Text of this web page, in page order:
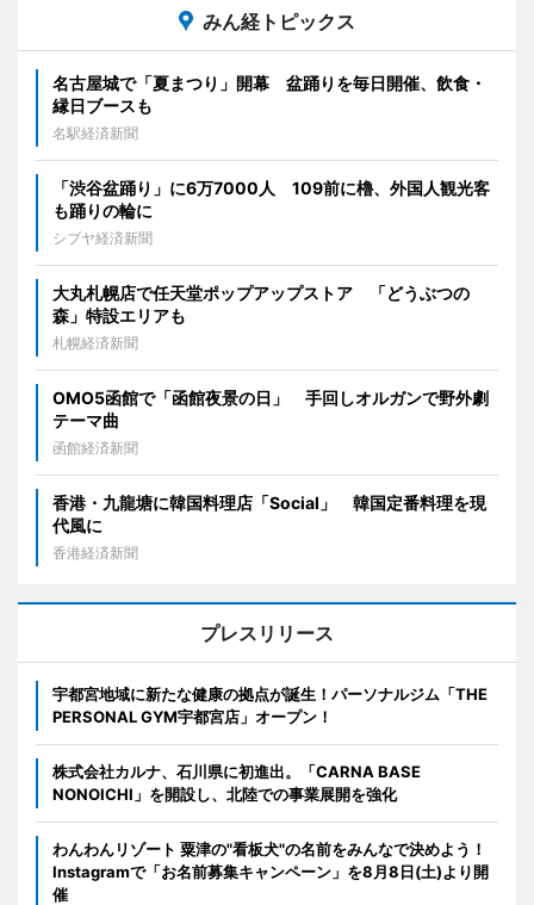
みん経トピックス
名古屋城で「夏まつり」開幕 盆踊りを毎日開催、飲食・
縁日ブースも
名駅経済新聞
「渋谷盆踊り」に6万7000人 109前に櫓、外国人観光客
も踊りの輪に
シブヤ経済新聞
大丸札幌店で任天堂ポップアップストア 「どうぶつの
森」特設エリアも
札幌経済新聞
OMO5函館で「函館夜景の日」 手回しオルガンで野外劇
テーマ曲
函館経済新聞
香港・九龍塘に韓国料理店「Social」 韓国定番料理を現
代風に
香港経済新聞
プレスリリース
宇都宮地域に新たな健康の拠点が誕生！パーソナルジム「THE
PERSONAL GYM宇都宮店」オープン！
株式会社カルナ、石川県に初進出。「CARNA BASE
NONOICHI」を開設し、北陸での事業展開を強化
わんわんリゾート 粟津の"看板犬"の名前をみんなで決めよう！
Instagramで「お名前募集キャンペーン」を8月8日(土)より開
催